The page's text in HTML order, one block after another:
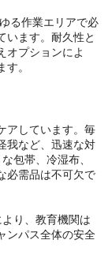
る作業エリアで必
います。耐久性と
オプションによ
。
アしています。毎
我など、迅速な対
包帯、冷湿布、
必需品は不可欠で
り、教育機関は
ンパス全体の安全